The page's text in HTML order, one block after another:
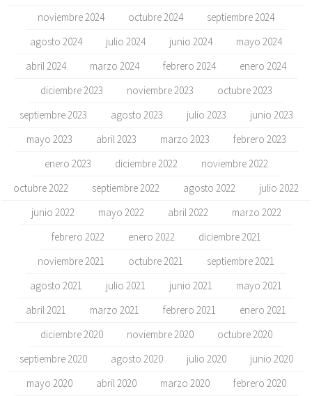
noviembre 2024
octubre 2024
septiembre 2024
agosto 2024
julio 2024 junio 2024
mayo 2024
abril 2024
marzo 2024 febrero 2024
enero 2024
diciembre 2023
noviembre 2023
octubre 2023
septiembre 2023
agosto 2023 julio 2023
junio 2023
mayo 2023
abril 2023 marzo 2023
febrero 2023
enero 2023
diciembre 2022
noviembre 2022
octubre 2022
septiembre 2022 agosto 2022
julio 2022
junio 2022
mayo 2022 abril 2022
marzo 2022
febrero 2022
enero 2022
diciembre 2021
noviembre 2021
octubre 2021
septiembre 2021
agosto 2021
julio 2021 junio 2021
mayo 2021
abril 2021
marzo 2021 febrero 2021
enero 2021
diciembre 2020
noviembre 2020
octubre 2020
septiembre 2020
agosto 2020 julio 2020
junio 2020
mayo 2020
abril 2020 marzo 2020
febrero 2020